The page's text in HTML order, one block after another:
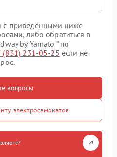
с приведенными ниже
либо обратиться в
by Yamato ” по
(831) 231-05-25 если не
вопросы
электросамокатов